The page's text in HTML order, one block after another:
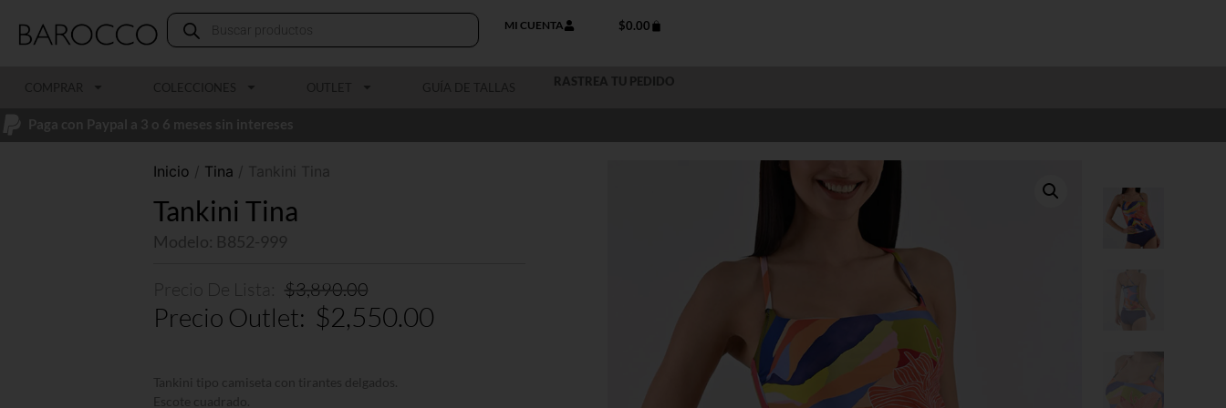
MI CUENTA $0.00
COMPRAR COLECCIONES OUTLET GUÍA DE TALLAS RASTREA TU PEDIDO
Paga con Paypal a 3 o 6 meses sin intereses
Inicio / Tina / Tankini Tina
Tankini Tina
Modelo: B852-999
$3,890.00
$2,550.00
Tankini tipo camiseta con tirantes delgados.
Escote cuadrado.